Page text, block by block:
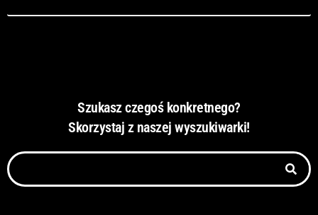
Szukasz czegoś konkretnego?
Skorzystaj z naszej wyszukiwarki!
Szukaj